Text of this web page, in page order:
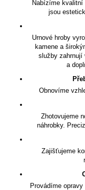
Nabízíme
jsou
Urnové hroby
kamene a
služby zahrnují
a
Obnovíme
Zhotovujeme
náhrobky.
Zajišťujeme
Provádíme